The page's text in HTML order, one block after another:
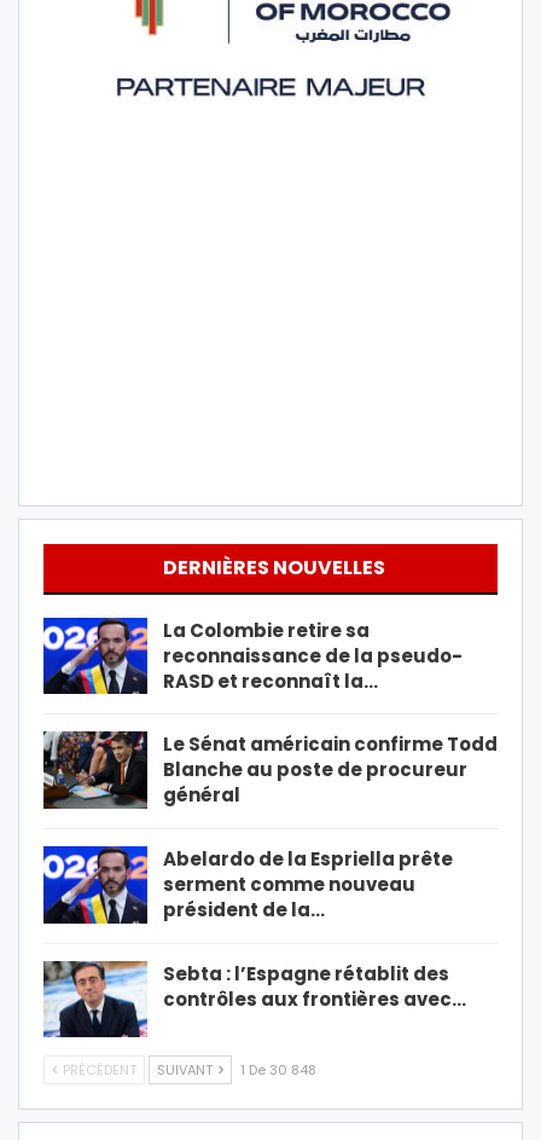
DERNIÈRES NOUVELLES
La Colombie retire sa
reconnaissance de la pseudo-
RASD et reconnaît la…
Le Sénat américain confirme Todd
Blanche au poste de procureur
général
Abelardo de la Espriella prête
serment comme nouveau
président de la…
Sebta : l’Espagne rétablit des
contrôles aux frontières avec…
PRÉCÉDENT SUIVANT 1 De 30 848